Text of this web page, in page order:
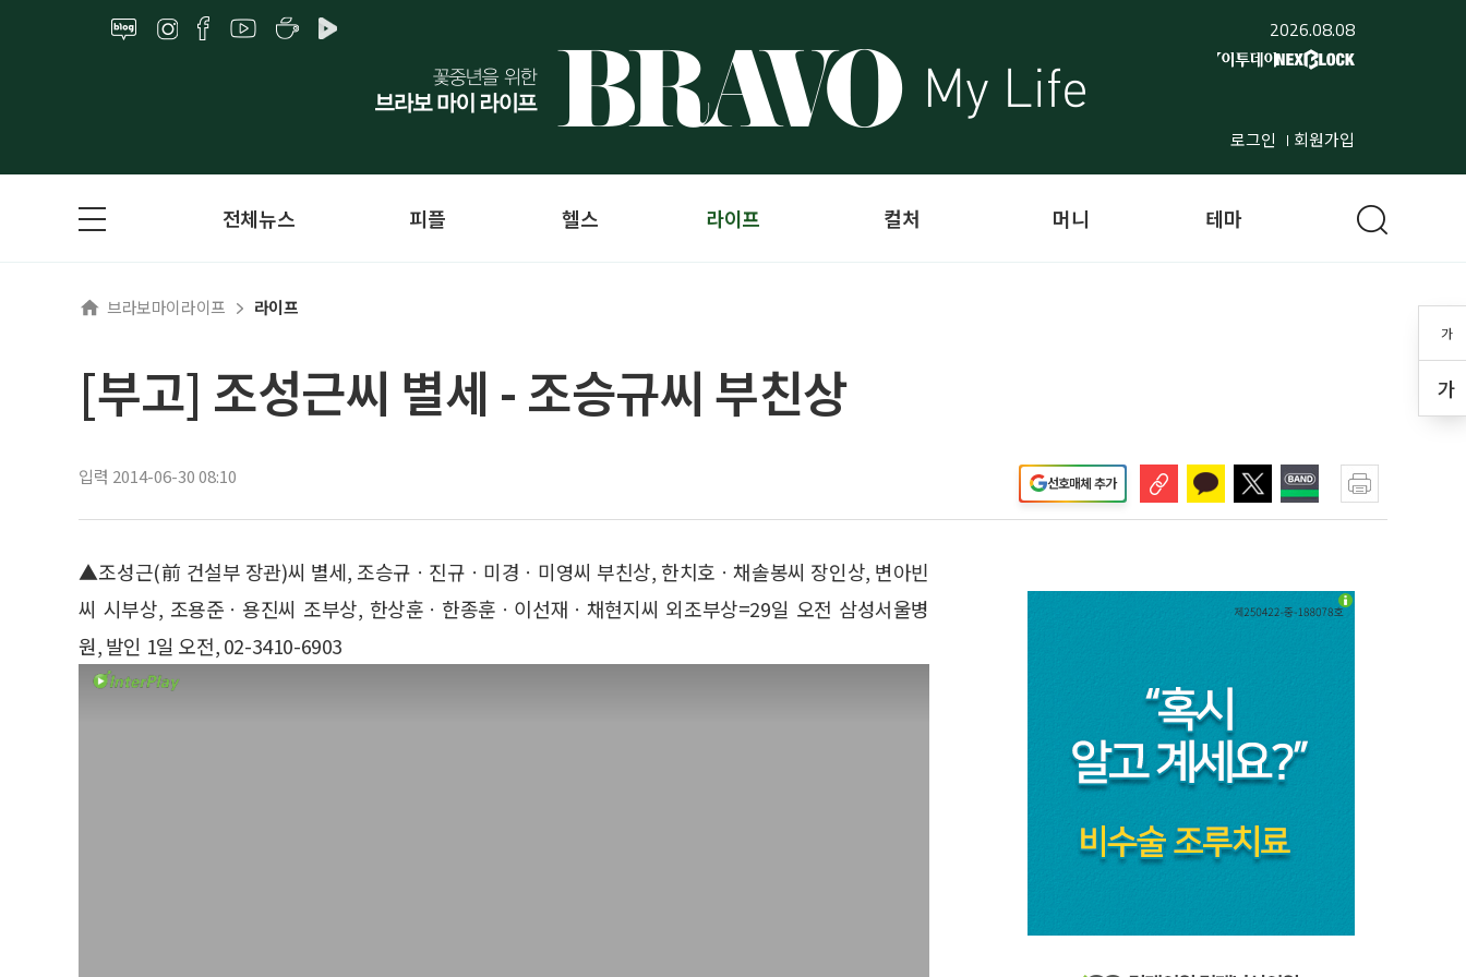
2026.08.08
로그인 회원가입
가
가
전체뉴스 피플 헬스 라이프 컬처 머니 테마
브라보마이라이프 라이프
[부고] 조성근씨 별세 - 조승규씨 부친상
입력 2014-06-30 08:10 선호매체 추가
▲조성근(前 건설부 장관)씨 별세, 조승규ㆍ진규ㆍ미경ㆍ미영씨 부친상, 한치호ㆍ채솔봉씨 장인상, 변아빈
씨 시부상, 조용준ㆍ용진씨 조부상, 한상훈ㆍ한종훈ㆍ이선재ㆍ채현지씨 외조부상=29일 오전 삼성서울병
원, 발인 1일 오전, 02-3410-6903